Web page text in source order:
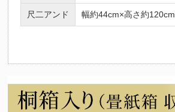
尺二アンド 幅約44cm×高さ約120cm